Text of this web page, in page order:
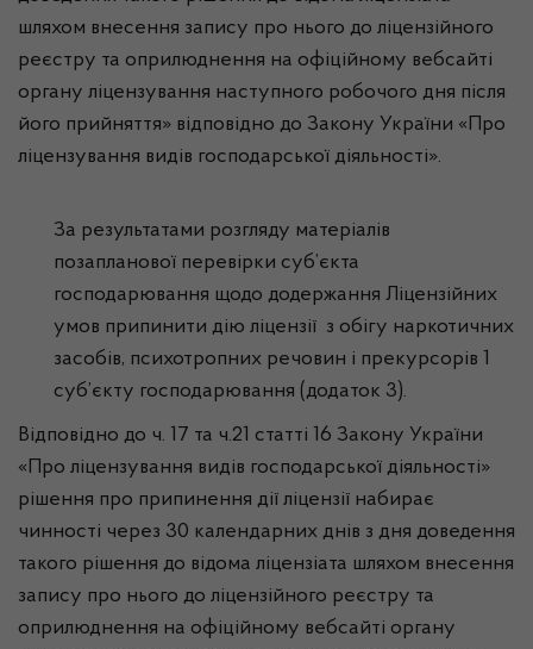
шляхом внесення запису про нього до ліцензійного
реєстру та оприлюднення на офіційному вебсайті
органу ліцензування наступного робочого дня після
його прийняття» відповідно до Закону України «Про
ліцензування видів господарської діяльності».
За результатами розгляду матеріалів
позапланової перевірки суб’єкта
господарювання щодо додержання Ліцензійних
умов припинити дію ліцензії з обігу наркотичних
засобів, психотропних речовин і прекурсорів 1
суб’єкту господарювання (додаток 3).
Відповідно до ч. 17 та ч.21 статті 16 Закону України
«Про ліцензування видів господарської діяльності»
рішення про припинення дії ліцензії набирає
чинності через 30 календарних днів з дня доведення
такого рішення до відома ліцензіата шляхом внесення
запису про нього до ліцензійного реєстру та
оприлюднення на офіційному вебсайті органу